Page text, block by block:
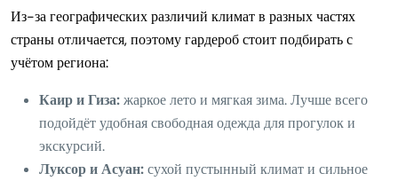
Из-за географических различий климат в разных частях
страны отличается, поэтому гардероб стоит подбирать с
учётом региона:
Каир и Гиза:жаркое лето и мягкая зима. Лучше всего
подойдёт удобная свободная одежда для прогулок и
экскурсий.
Луксор и Асуан:сухой пустынный климат и сильное